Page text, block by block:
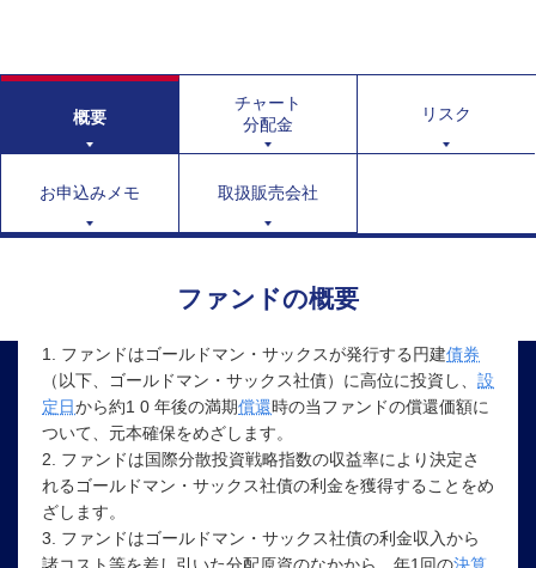
概要
チャート
分配金
リスク
お申込みメモ 取扱販売会社
ファンドの概要
1. ファンドはゴールドマン・サックスが発行する円建債券
（以下、ゴールドマン・サックス社債）に高位に投資し、 設
定日から約1 0 年後の満期償還時の当ファンドの償還価額に
ついて、元本確保をめざします。
2. ファンドは国際分散投資戦略指数の収益率により決定さ
れるゴールドマン・サックス社債の利金を獲得することをめ
ざします。
3. ファンドはゴールドマン・サックス社債の利金収入から